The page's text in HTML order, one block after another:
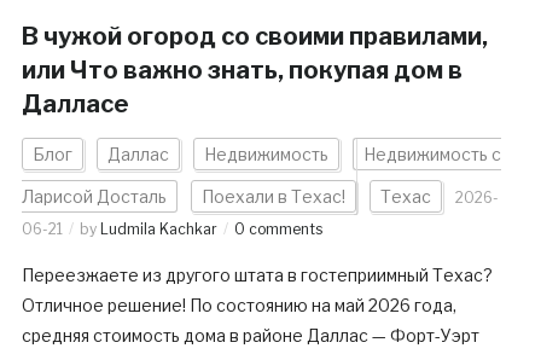
В чужой огород со своими правилами,
или Что важно знать, покупая дом в
Далласе
Блог Даллас Недвижимость Недвижимость с
Ларисой Досталь Поехали в Техас! Техас
2026-
06-21
by Ludmila Kachkar 0 comments
Переезжаете из другого штата в гостеприимный Техас?
Отличное решение! По состоянию на май 2026 года,
средняя стоимость дома в районе Даллас — Форт-Уэрт